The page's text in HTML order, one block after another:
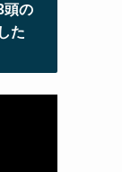
頭の
た